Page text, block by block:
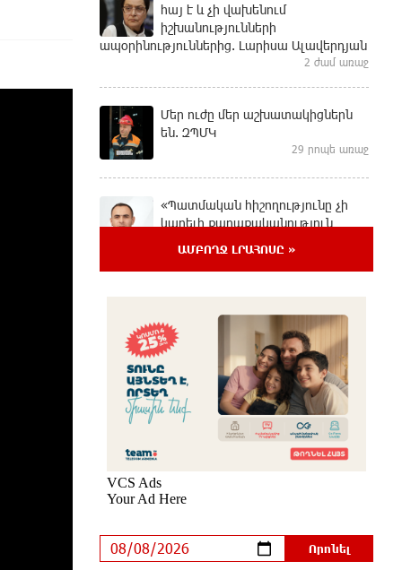
հայ է և չի վախենում
իշխանությունների
ապօրինություններից. Լարիսա Ալավերդյան
2 ժամ առաջ
Մեր ուժը մեր աշխատակիցներն
են. ԶՊՄԿ
29 րոպե առաջ
«Պատմական հիշողությունը չի
կարելի քաղաքականություն
հասցեներում օգոստոսի 10-ին, 11-
ին, 12-ին և 13-ին գազ չի լինելու
9 ժամ առաջ
Հայ ուշուիստները 37 մեդալ են
նվաճել միջազգային մրցաշարում
9 ժամ առաջ
ԱՄՆ Սենատը մեծամասնությամբ
դեմ պատժամիջոցների
ընդլայնման օրինագիծը
ԱՄԲՈՂՋ ԼՐԱՀՈՍԸ »